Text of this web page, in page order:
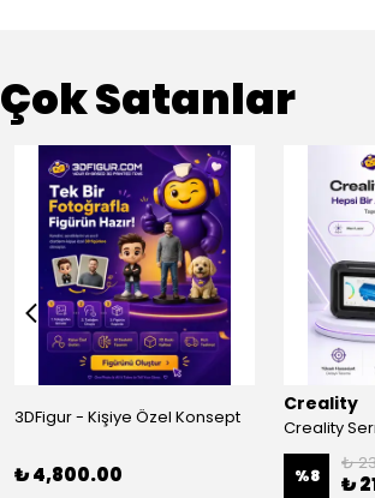
Çok Satanlar
3DFigur - Kişiye Özel Konsept
₺ 4,800.00
Creality
%8
₺
₺